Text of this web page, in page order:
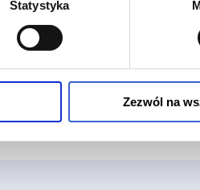
Statystyka
Zezwól na